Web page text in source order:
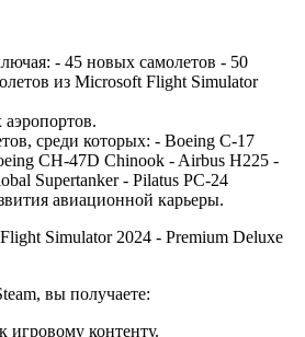
- 45 новых самолетов - 50
из Microsoft Flight Simulator
среди которых: - Boeing C-17
CH-47D Chinook - Airbus H225 -
Supertanker - Pilatus PC-24
авиационной карьеры.
Simulator 2024 - Premium Deluxe
вы получаете:
контенту.